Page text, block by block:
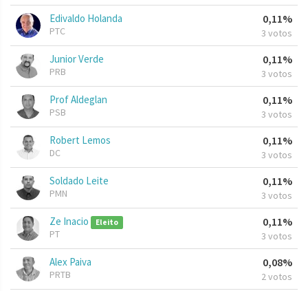
Edivaldo Holanda
PTC
0,11%
3 votos
Junior Verde
PRB
0,11%
3 votos
Prof Aldeglan
PSB
0,11%
3 votos
Robert Lemos
DC
0,11%
3 votos
Soldado Leite
PMN
0,11%
3 votos
Ze Inacio Eleito
PT
0,11%
3 votos
Alex Paiva
PRTB
0,08%
2 votos